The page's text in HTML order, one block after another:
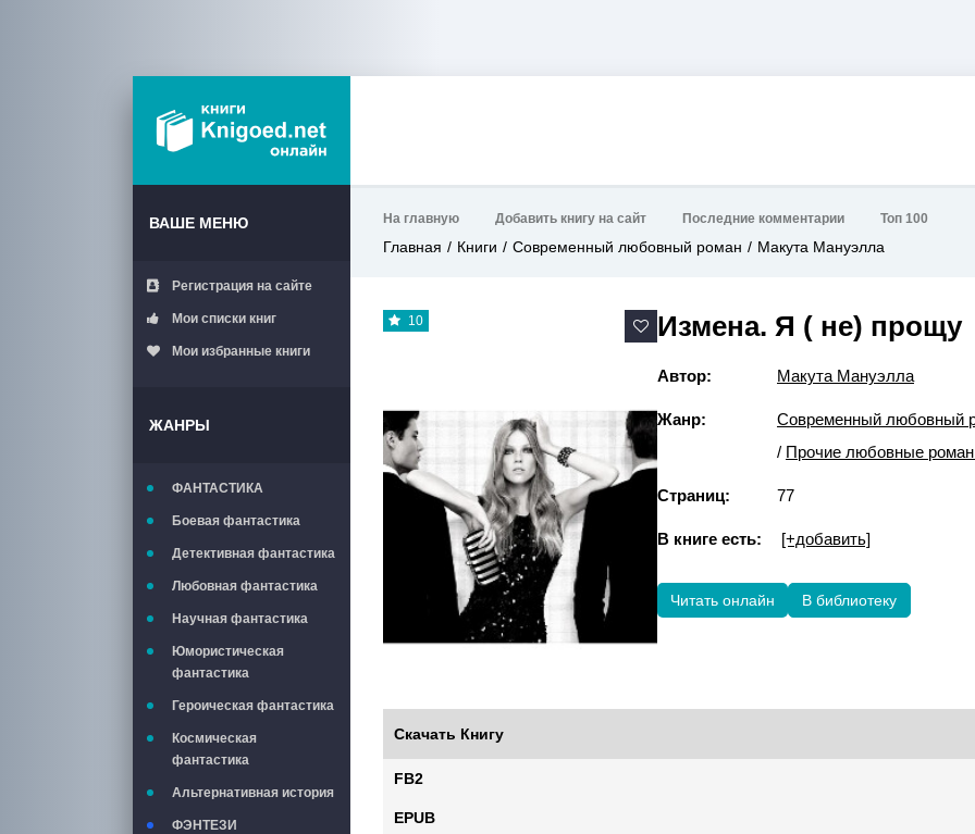
ВАШЕ МЕНЮ
Регистрация на сайте
Мои списки книг
Мои избранные книги
ЖАНРЫ
ФАНТАСТИКА
Боевая фантастика
Детективная фантастика
Любовная фантастика
Научная фантастика
Юмористическая
фантастика
Героическая фантастика
Космическая
фантастика
Альтернативная история
ФЭНТЕЗИ
На главную Добавить книгу на сайт Последние комментарии Топ 100
Главная Книги Современный любовный роман Макута Мануэлла
10 Измена. Я ( не) прощу
Автор: Макута Мануэлла
Жанр:
Современный любовный
/ Прочие любовные
Страниц: 77
В книге есть: [+добавить]
Читать онлайн В библиотеку
Скачать Книгу
FB2
EPUB